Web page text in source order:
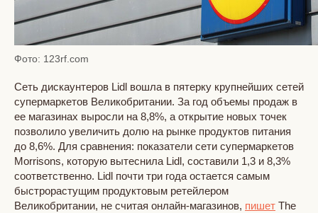
Фото: 123rf.com
Сеть дискаунтеров Lidl вошла в пятерку крупнейших сетей
супермаркетов Великобритании. За год объемы продаж в
ее магазинах выросли на 8,8%, а открытие новых точек
позволило увеличить долю на рынке продуктов питания
до 8,6%. Для сравнения: показатели сети супермаркетов
Morrisons, которую вытеснила Lidl, составили 1,3 и 8,3%
соответственно. Lidl почти три года остается самым
быстрорастущим продуктовым ретейлером
Великобритании, не считая онлайн-магазинов, пишет The